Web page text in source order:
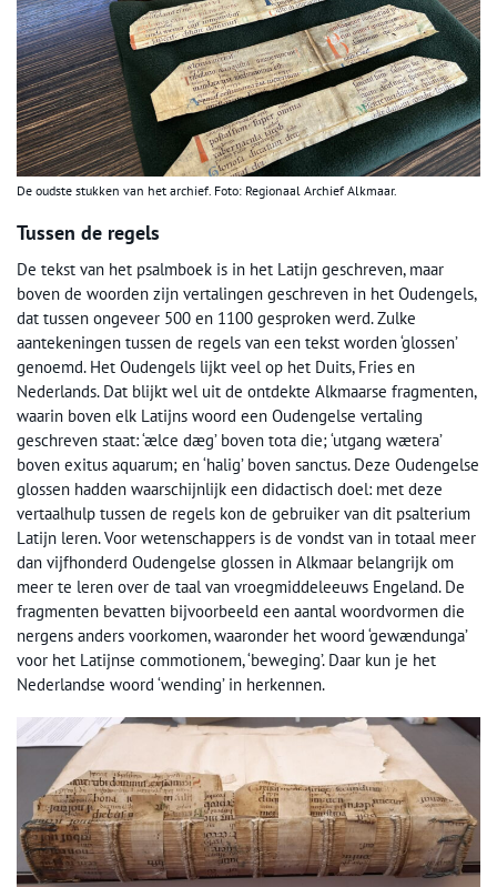
De oudste stukken van het archief. Foto: Regionaal Archief Alkmaar.
Tussen de regels
De tekst van het psalmboek is in het Latijn geschreven, maar
boven de woorden zijn vertalingen geschreven in het Oudengels,
dat tussen ongeveer 500 en 1100 gesproken werd. Zulke
aantekeningen tussen de regels van een tekst worden ‘glossen’
genoemd. Het Oudengels lijkt veel op het Duits, Fries en
Nederlands. Dat blijkt wel uit de ontdekte Alkmaarse fragmenten,
waarin boven elk Latijns woord een Oudengelse vertaling
geschreven staat: ‘ælce dæg’ boven tota die; ‘utgang wætera’
boven exitus aquarum; en ‘halig’ boven sanctus. Deze Oudengelse
glossen hadden waarschijnlijk een didactisch doel: met deze
vertaalhulp tussen de regels kon de gebruiker van dit psalterium
Latijn leren. Voor wetenschappers is de vondst van in totaal meer
dan vijfhonderd Oudengelse glossen in Alkmaar belangrijk om
meer te leren over de taal van vroegmiddeleeuws Engeland. De
fragmenten bevatten bijvoorbeeld een aantal woordvormen die
nergens anders voorkomen, waaronder het woord ‘gewændunga’
voor het Latijnse commotionem, ‘beweging’. Daar kun je het
Nederlandse woord ‘wending’ in herkennen.